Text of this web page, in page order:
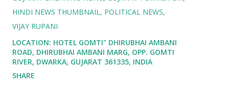
HINDI NEWS THUMBNAIL POLITICAL NEWS
VIJAY RUPANI
LOCATION: HOTEL GOMTI" DHIRUBHAI AMBANI
ROAD, DHIRUBHAI AMBANI MARG, OPP. GOMTI
RIVER, DWARKA, GUJARAT 361335, INDIA
SHARE